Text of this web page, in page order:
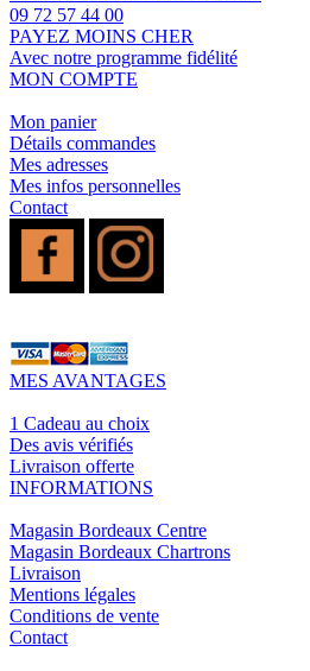
09 72 57 44 00
PAYEZ MOINS CHER
Avec notre programme fidélité
MON COMPTE
Mon panier
Détails commandes
Mes adresses
Mes infos personnelles
Contact
MES AVANTAGES
1 Cadeau au choix
Des avis vérifiés
Livraison offerte
INFORMATIONS
Magasin Bordeaux Centre
Magasin Bordeaux Chartrons
Livraison
Mentions légales
Conditions de vente
Contact